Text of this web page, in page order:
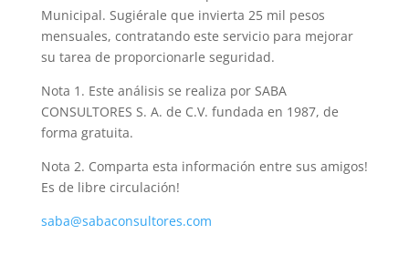
Municipal. Sugiérale que invierta 25 mil pesos
mensuales, contratando este servicio para mejorar
su tarea de proporcionarle seguridad.
Nota 1. Este análisis se realiza por SABA
CONSULTORES S. A. de C.V. fundada en 1987, de
forma gratuita.
Nota 2. Comparta esta información entre sus amigos!
Es de libre circulación!
saba@sabaconsultores.com